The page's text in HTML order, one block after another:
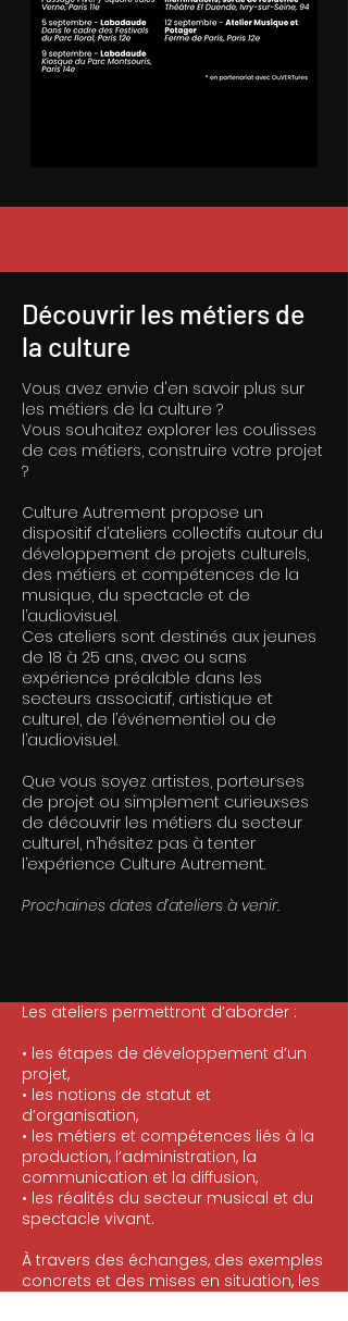
Découvrir les métiers de
la culture
Vous avez envie d'en savoir plus sur
les métiers de la culture ?
Vous souhaitez explorer les coulisses
de ces métiers, construire votre projet
?
Culture Autrement propose un
dispositif d’ateliers collectifs autour du
développement de projets culturels,
des métiers et compétences de la
musique, du spectacle et de
l’audiovisuel.
Ces ateliers sont destinés aux jeunes
de 18 à 25 ans, avec ou sans
expérience préalable dans les
secteurs associatif, artistique et
culturel, de l’événementiel ou de
l’audiovisuel.
Que vous soyez artistes, porteur·ses
de projet ou simplement curieux·ses
de découvrir les métiers du secteur
culturel, n’hésitez pas à tenter
l’expérience Culture Autrement.
Prochaines dates d’ateliers à venir.
Les ateliers permettront d’aborder :
• les étapes de développement d’un
projet,
• les notions de statut et
d’organisation,
• les métiers et compétences liés à la
production, l’administration, la
communication et la diffusion,
• les réalités du secteur musical et du
spectacle vivant.
À travers des échanges, des exemples
concrets et des mises en situation, les